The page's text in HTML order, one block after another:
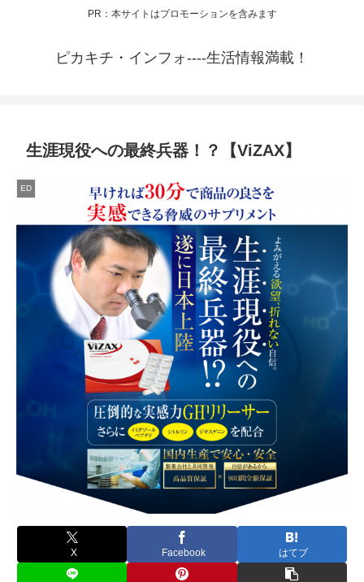
PR：本サイトはプロモーションを含みます
ピカキチ・インフォ----生活情報満載！
生涯現役への最終兵器！？【ViZAX】
ED
X Facebook はてブ